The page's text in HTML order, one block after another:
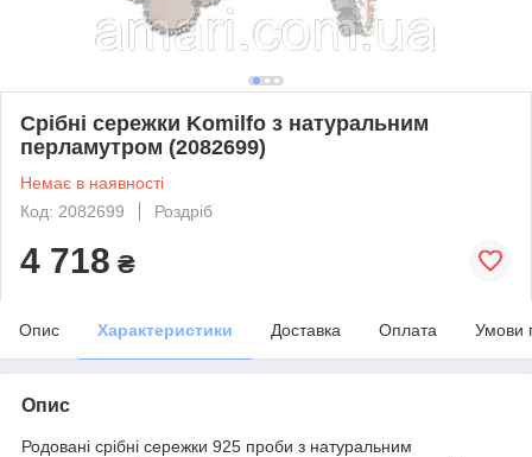
Срібні сережки Komilfo з натуральним
перламутром (2082699)
Немає в наявності
Код: 2082699
Роздріб
4 718 ₴
Опис Характеристики Доставка Оплата Умови
Опис
Родовані срібні сережки 925 проби з натуральним